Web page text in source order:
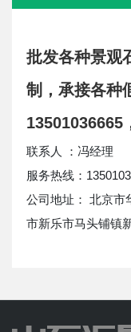
批发各种景观
制，承接各种
13501036665
联系人 ：冯经理
服务热线：
公司地址： 北京市
市新乐市马头铺镇